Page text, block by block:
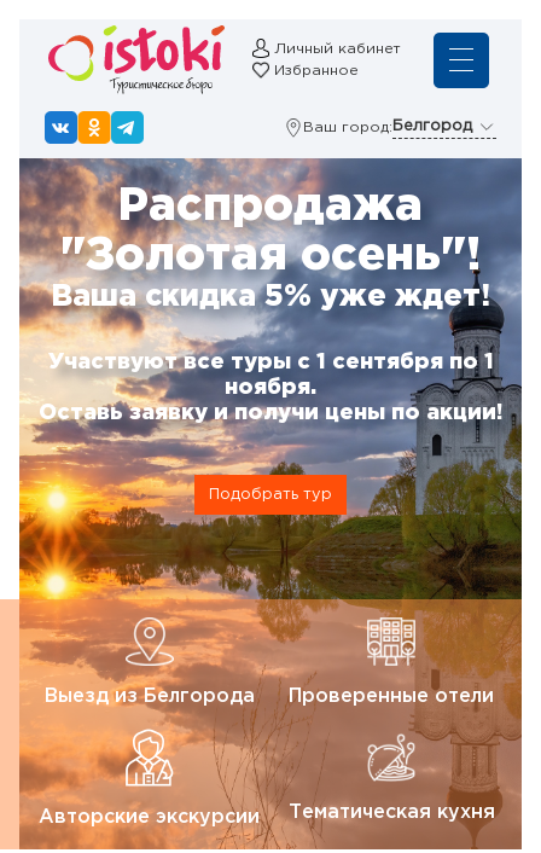
Личный кабинет
Избранное
Ваш город: Белгород
Распродажа
"Золотая осень"!
Ваша скидка 5% уже ждет!
Участвуют все туры с 1 сентября по 1
ноября.
Оставь заявку и получи цены по акции!
Подобрать тур
Выезд из Белгорода Проверенные отели
Авторские экскурсии Тематическая кухня